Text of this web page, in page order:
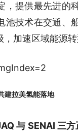
，提供最先进的
池技术在交通、
加速区域能源
建拉美氢能落地
与 SENAI 三